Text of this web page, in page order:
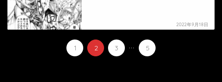
2022年9月18日
1 2 3 ... 5